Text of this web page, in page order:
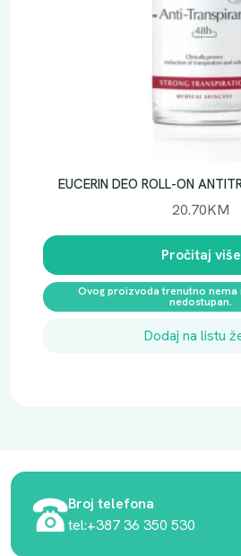
EUCERIN DEO ROLL-ON
20.70KM
Pročitaj više
Ovog proizvoda trenutno nema
nedostupan.
Dodaj na listu
Broj telefona
tel:+387 36 350 530